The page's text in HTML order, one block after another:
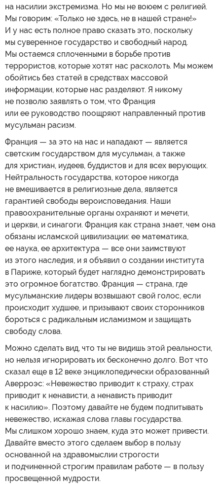
на насилии экстремизма. Но мы не воюем с религией.
Мы говорим: «Только не здесь, не в нашей стране!»
И у нас есть полное право сказать это, поскольку
мы суверенное государство и свободный народ.
Мы остаемся сплоченными в борьбе против
террористов, которые хотят нас расколоть. Мы можем
обойтись без статей в средствах массовой
информации, которые нас разделяют. Я никому
не позволю заявлять о том, что Франция
или ее руководство поощряют направленный против
мусульман расизм.
Франция — за это на нас и нападают — является
светским государством для мусульман, а также
для христиан, иудеев, буддистов и для всех верующих.
Нейтральность государства, которое никогда
не вмешивается в религиозные дела, является
гарантией свободы вероисповедания. Наши
правоохранительные органы охраняют и мечети,
и церкви, и синагоги. Франция как страна знает, чем она
обязаны исламской цивилизации: ее математика,
ее наука, ее архитектура — все они заимствуют
из этого наследия, и я объявил о создании института
в Париже, который будет наглядно демонстрировать
это огромное богатство. Франция — страна, где
мусульманские лидеры возвышают свой голос, если
происходит худшее, и призывают своих сторонников
бороться с радикальным исламизмом и защищать
свободу слова.
Можно сделать вид, что ты не видишь этой реальности,
но нельзя игнорировать их бесконечно долго. Вот что
сказал еще в 12 веке энциклопедически образованный
Аверроэс: «Невежество приводит к страху, страх
приводит к ненависти, а ненависть приводит
к насилию». Поэтому давайте не будем подпитывать
невежество, искажая слова главы государства.
Мы слишком хорошо знаем, куда это может привести.
Давайте вместо этого сделаем выбор в пользу
основанной на здравомыслии строгости
и подчиненной строгим правилам работе — в пользу
просвещенной мудрости.